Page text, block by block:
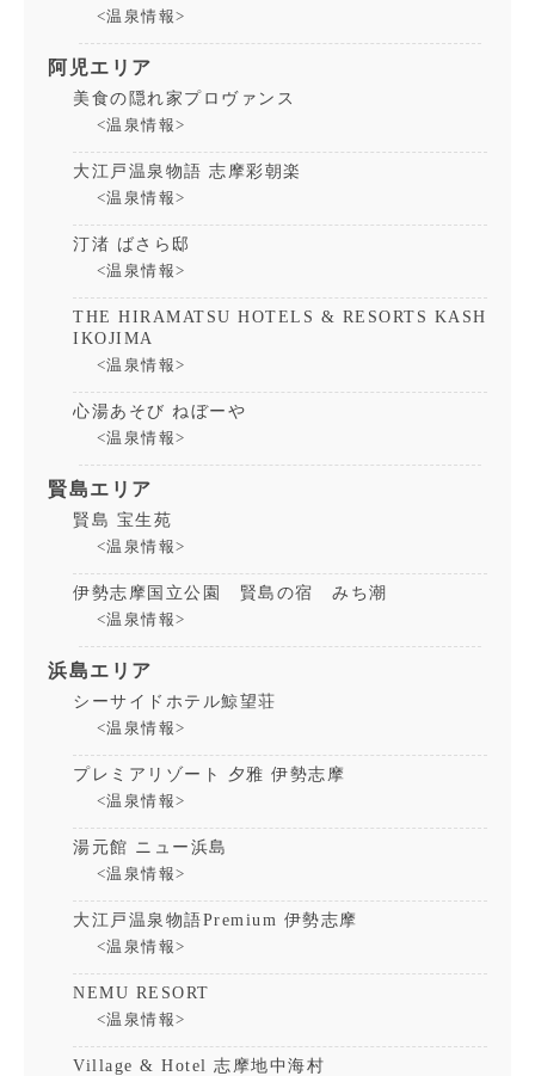
<温泉情報>
阿児エリア
美食の隠れ家プロヴァンス
<温泉情報>
大江戸温泉物語 志摩彩朝楽
<温泉情報>
汀渚 ばさら邸
<温泉情報>
THE HIRAMATSU HOTELS & RESORTS KASH
IKOJIMA
<温泉情報>
心湯あそび ねぼーや
<温泉情報>
賢島エリア
賢島 宝生苑
<温泉情報>
伊勢志摩国立公園 賢島の宿 みち潮
<温泉情報>
浜島エリア
シーサイドホテル鯨望荘
<温泉情報>
プレミアリゾート 夕雅 伊勢志摩
<温泉情報>
湯元館 ニュー浜島
<温泉情報>
大江戸温泉物語Premium 伊勢志摩
<温泉情報>
NEMU RESORT
<温泉情報>
Village & Hotel 志摩地中海村